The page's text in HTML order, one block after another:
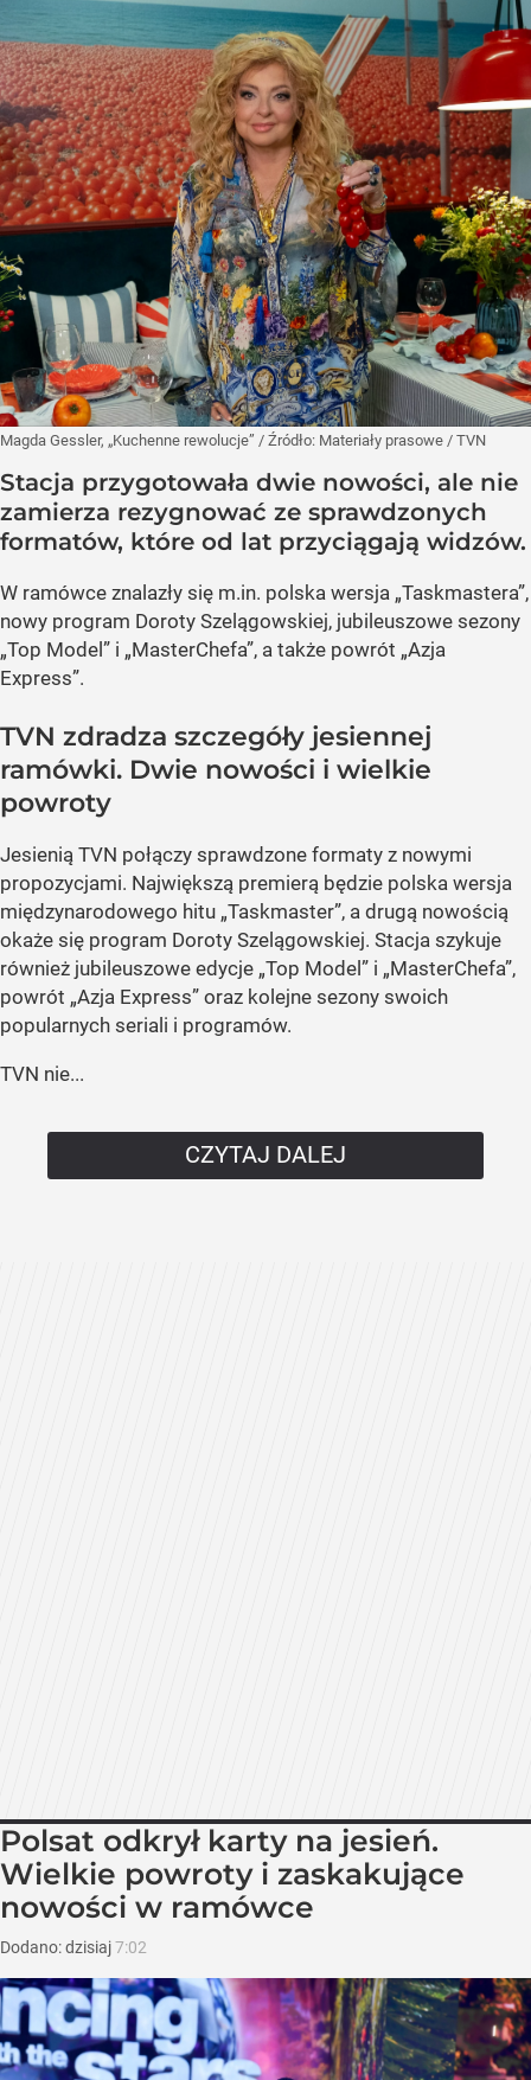
Magda Gessler, „Kuchenne rewolucje” / Źródło: Materiały prasowe / TVN
Stacja przygotowała dwie nowości, ale nie
zamierza rezygnować ze sprawdzonych
formatów, które od lat przyciągają widzów.
W ramówce znalazły się m.in. polska wersja „Taskmastera”,
nowy program Doroty Szelągowskiej, jubileuszowe sezony
„Top Model” i „MasterChefa”, a także powrót „Azja
Express”.
TVN zdradza szczegóły jesiennej
ramówki. Dwie nowości i wielkie
powroty
Jesienią TVN połączy sprawdzone formaty z nowymi
propozycjami. Największą premierą będzie polska wersja
międzynarodowego hitu „Taskmaster”, a drugą nowością
okaże się program Doroty Szelągowskiej. Stacja szykuje
również jubileuszowe edycje „Top Model” i „MasterChefa”,
powrót „Azja Express” oraz kolejne sezony swoich
popularnych seriali i programów.
TVN nie...
CZYTAJ DALEJ
Polsat odkrył karty na jesień.
Wielkie powroty i zaskakujące
nowości w ramówce
Dodano:dzisiaj7:02